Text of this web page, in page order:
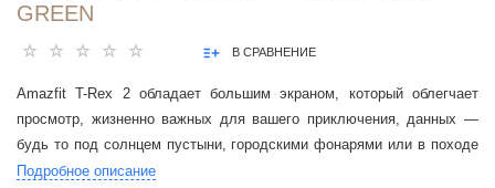
GREEN
В СРАВНЕНИЕ
Amazfit T-Rex 2 обладает большим экраном, который облегчает
просмотр, жизненно важных для вашего приключения, данных —
будь то под солнцем пустыни, городскими фонарями или в походе
при свете луны.
Подробное описание